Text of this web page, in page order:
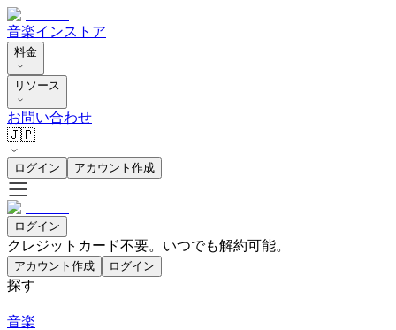
音楽インストア
料金
リソース
お問い合わせ
🇯🇵
ログイン アカウント作成
ログイン
クレジットカード不要。いつでも解約可能。
アカウント作成 ログイン
探す
音楽